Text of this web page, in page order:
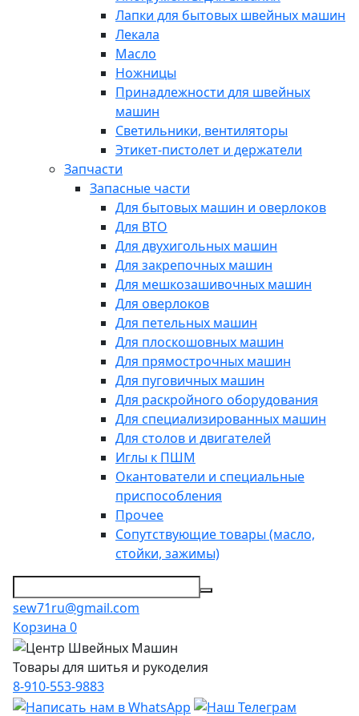
Лапки для бытовых швейных машин
Лекала
Масло
Ножницы
Принадлежности для швейных
машин
Светильники, вентиляторы
Этикет-пистолет и держатели
Запчасти
Запасные части
Для бытовых машин и оверлоков
Для ВТО
Для двухигольных машин
Для закрепочных машин
Для мешкозашивочных машин
Для оверлоков
Для петельных машин
Для плоскошовных машин
Для прямострочных машин
Для пуговичных машин
Для раскройного оборудования
Для специализированных машин
Для столов и двигателей
Иглы к ПШМ
Окантователи и специальные
приспособления
Прочее
Сопутствующие товары (масло,
стойки, зажимы)
sew71ru@gmail.com
Корзина 0
Товары для шитья и рукоделия
8-910-553-9883